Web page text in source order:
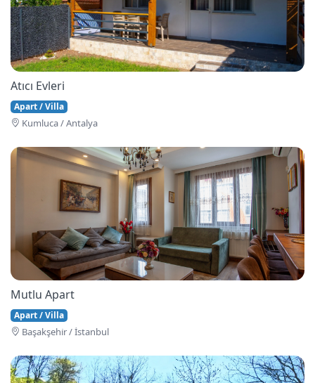
Atıcı Evleri
Apart / Villa
Kumluca / Antalya
Mutlu Apart
Apart / Villa
Başakşehi̇r / İstanbul